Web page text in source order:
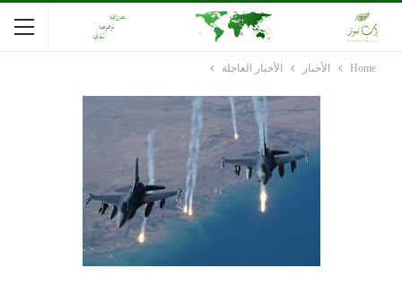
Home الأخبار الأخبار العاجلة